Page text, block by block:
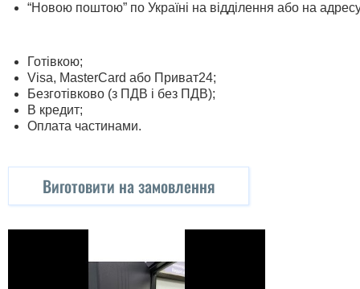
“Новою поштою” по Україні на відділення або на
Готівкою;
Visa, MasterСard або Приват24;
Безготівково (з ПДВ і без ПДВ);
В кредит;
Оплата частинами.
Виготовити на замовлення